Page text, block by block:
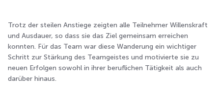
Trotz der steilen Anstiege zeigten alle Teilnehmer Willenskraft
und Ausdauer, so dass sie das Ziel gemeinsam erreichen
konnten. Für das Team war diese Wanderung ein wichtiger
Schritt zur Stärkung des Teamgeistes und motivierte sie zu
neuen Erfolgen sowohl in ihrer beruflichen Tätigkeit als auch
darüber hinaus.